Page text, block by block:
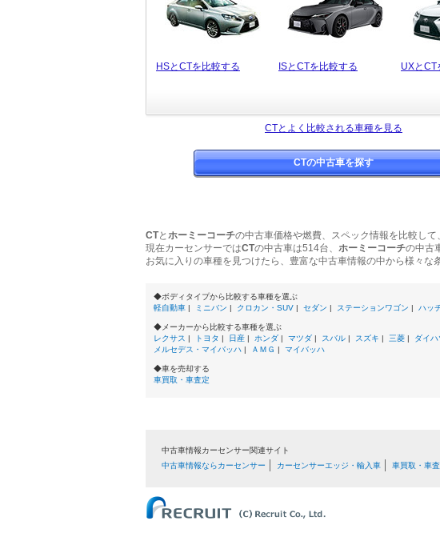
HSとCTを比較する ISとCTを比較する UXとCT
CTとよく比較される車種を見る
CTの中古車を探す
CTと ホーミーコーチの中古車価格や燃費、スペック情報を比較して
現在カーセンサーではCTの中古車は514台、 ホーミーコーチの中古
お気に入りの車種を見つけたら、豊富な中古車情報の中から様々
◆ボディタイプから比較する車種を選ぶ
軽自動車 | ミニバン | クロカン・SUV | セダン | ステーションワゴン | ハッ
◆メーカーから比較する車種を選ぶ
レクサス | トヨタ | 日産 | ホンダ | マツダ | スバル | スズキ | 三菱 | ダイハ
メルセデス・マイバッハ | ＡＭＧ | マイバッハ
◆車を売却する
車買取・車査定
中古車情報カーセンサー関連サイト
中古車情報ならカーセンサー
カーセンサーエッジ・輸入車 車買取・車